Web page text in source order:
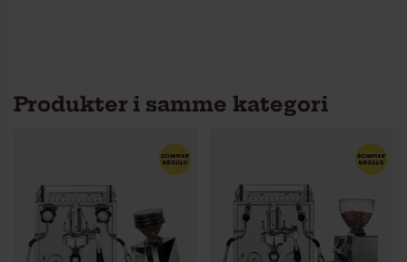
Produkter i samme kategori